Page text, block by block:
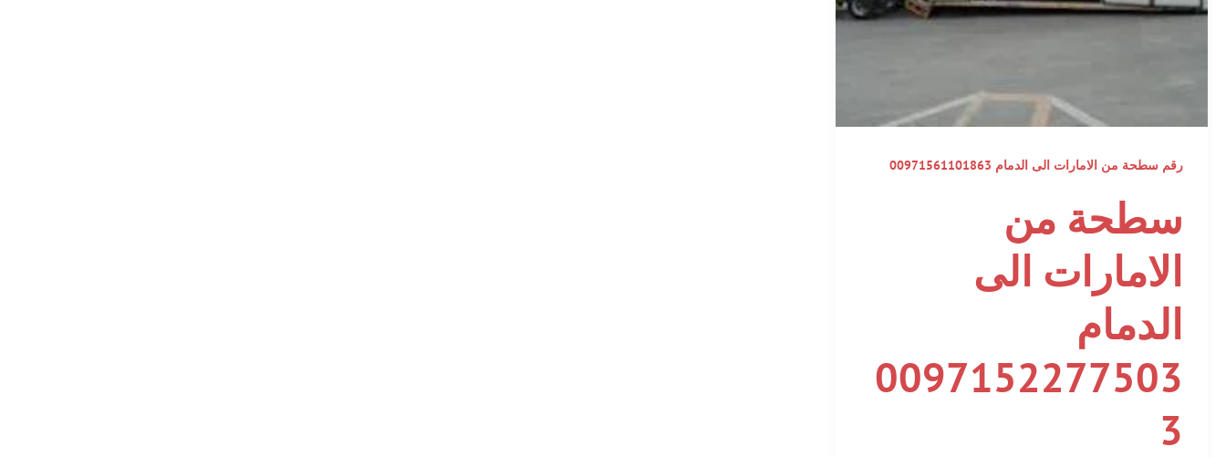
رقم سطحة من الامارات الى الدمام 00971561101863
سطحة من
الامارات الى
الدمام
0097152277503
3